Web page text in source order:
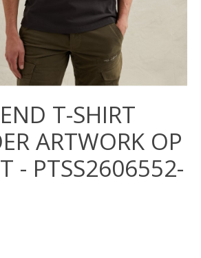
T-SHIRT
ARTWORK OP
- PTSS2606552-